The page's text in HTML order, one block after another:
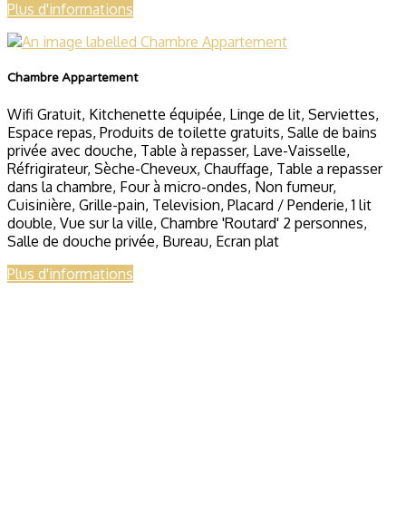
Plus d'informations
Chambre Appartement
Wifi Gratuit, Kitchenette équipée, Linge de lit, Serviettes,
Espace repas, Produits de toilette gratuits, Salle de bains
privée avec douche, Table à repasser, Lave-Vaisselle,
Réfrigirateur, Sèche-Cheveux, Chauffage, Table a repasser
dans la chambre, Four à micro-ondes, Non fumeur,
Cuisinière, Grille-pain, Television, Placard / Penderie,1 lit
double, Vue sur la ville, Chambre 'Routard' 2 personnes,
Salle de douche privée, Bureau, Ecran plat
Plus d'informations